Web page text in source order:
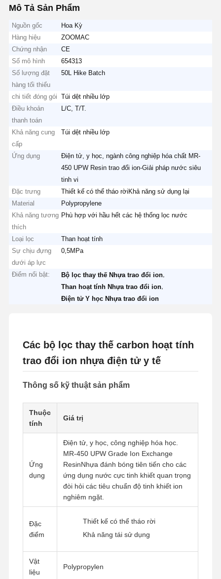
Mô Tả Sản Phẩm
Nguồn gốc
Hoa Kỳ
Hàng hiệu
ZOOMAC
Chứng nhận
CE
Số mô hình
654313
Số lượng đặt
hàng tối thiểu
50L Hike Batch
chi tiết đóng gói
Túi dệt nhiều lớp
Điều khoản
thanh toán
L/C, T/T.
Khả năng cung
cấp
Túi dệt nhiều lớp
Ứng dụng
Điện tử, y học, ngành công nghiệp hóa chất MR-
450 UPW Resin trao đổi ion-Giải pháp nước siêu
tinh vi
Đặc trưng
Thiết kế có thể tháo rờiKhả năng sử dụng lại
Material
Polypropylene
Khả năng tương
thích
Phù hợp với hầu hết các hệ thống lọc nước
Loại lọc
Than hoạt tính
Sự chịu đựng
dưới áp lực
0,5MPa
Điểm nổi bật: Bộ lọc thay thế Nhựa trao đổi ion
Than hoạt tính Nhựa trao đổi ion
Điện tử Y học Nhựa trao đổi ion
Các bộ lọc thay thế carbon hoạt tính
trao đổi ion nhựa điện tử y tế
Thông số kỹ thuật sản phẩm
Thuộc
tính
Giá trị
Ứng
dụng
Điện tử, y học, công nghiệp hóa học.
MR-450 UPW Grade Ion Exchange
ResinNhựa đánh bóng tiên tiến cho các
ứng dụng nước cực tinh khiết quan trọng
đòi hỏi các tiêu chuẩn độ tinh khiết ion
nghiêm ngặt.
Đặc
điểm
Thiết kế có thể tháo rời
Khả năng tái sử dụng
Vật
liệu
Polypropylen